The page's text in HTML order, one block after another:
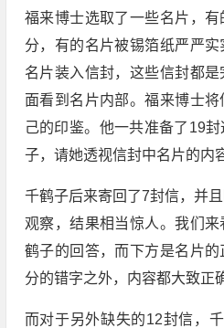
福来博士选取了一些名片，
分，有的名片被锡箔纸严严
名片装入信封，这些信封都
面看到名片内部。福来博士
己的印鉴。他一共准备了19
子，请她透视信封中名片的内
千鹤子后来寄回了7封信，并
观察，结果相当惊人。我们
鹤子的回答，而下方是名片
分的错字之外，内容都大致正
而对于另外缺失的12封信，